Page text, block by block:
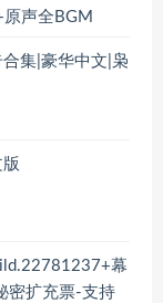
声全BGM
集|豪华中文|枭
幕
密扩充票-支持